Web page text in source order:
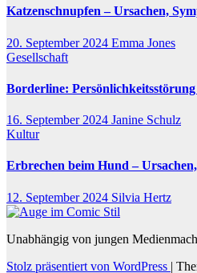
Katzenschnupfen – Ursachen,
20. September 2024 Emma Jones
Gesellschaft
Borderline:
16. September 2024 Janine Schulz
Kultur
Erbrechen beim Hund –
12. September 2024 Silvia Hertz
Unabhängig von jungen
Stolz präsentiert von WordPress |